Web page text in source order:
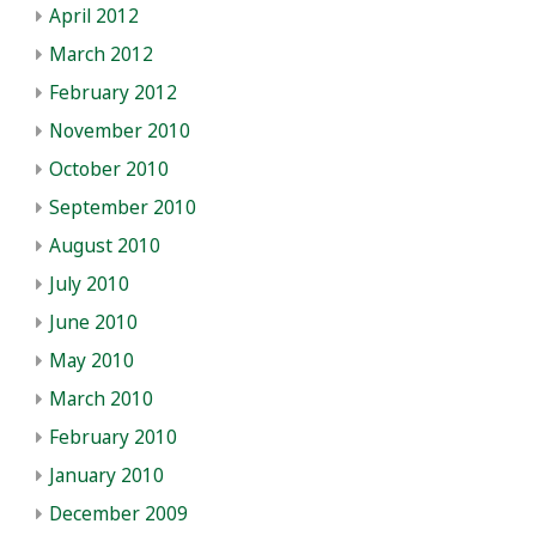
April 2012
March 2012
February 2012
November 2010
October 2010
September 2010
August 2010
July 2010
June 2010
May 2010
March 2010
February 2010
January 2010
December 2009